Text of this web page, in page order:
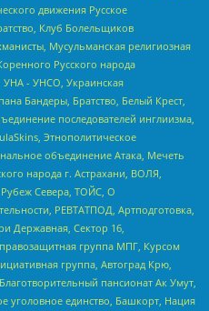
движения Русское
Клуб Болельщиков
Мусульманская религиозная
Русского народа
УНА - УНСО, Украинская
Бандеры, Братство, Белый Крест,
последователей инглиизма,
Этнополитическое
объединение Атака, Мечеть
народа г. Астрахани, ВОЛЯ,
Рубеж Севера, ТОЙС, О
РЕВТАТПОД, Артподготовка,
Державная, Сектор 16,
группа МПГ, Курсом
группа, Автоград Крю,
пансионат Ак Умут,
уголовное единство, Башкорт, Нация